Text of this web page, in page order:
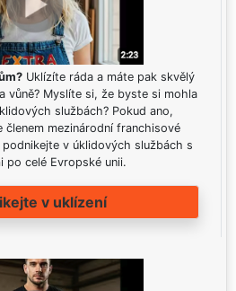
Uklízíte ráda a máte pak skvělý
vůně? Myslíte si, že byste si mohla
službách? Pokud ano,
mezinárodní franchisové
podnikejte v úklidových službách s
po celé Evropské unii.
v uklízení